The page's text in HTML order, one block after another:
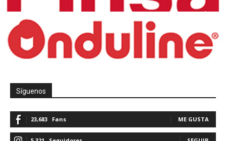
Síguenos
23,683 Fans ME GUSTA